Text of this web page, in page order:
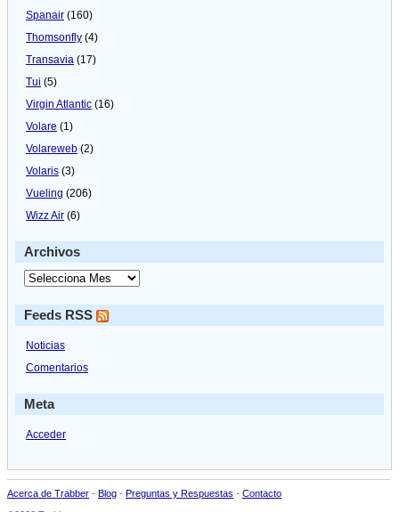
Spanair (160)
Thomsonfly (4)
Transavia (17)
Tui (5)
Virgin Atlantic (16)
Volare (1)
Volareweb (2)
Volaris (3)
Vueling (206)
Wizz Air (6)
Archivos
Feeds RSS
Noticias
Comentarios
Meta
Acceder
Acerca de Trabber - Blog - Preguntas y Respuestas - Contacto